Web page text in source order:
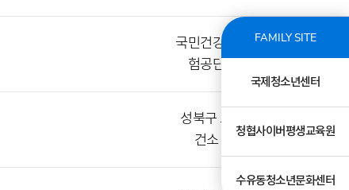
FAMILY SITE
국제청소년센터
청협사이버평생교육원
수유동청소년문화센터
국민건강보
험공단
2003-12-0
8
성북구 보
건소
2003-12-0
8